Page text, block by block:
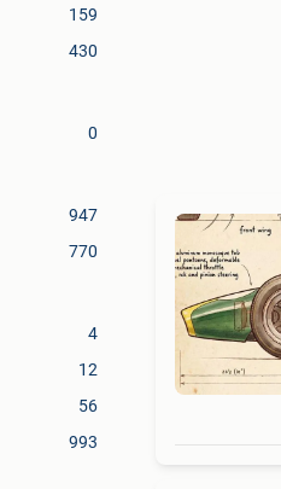
159
430
0
947
770
4
12
56
993